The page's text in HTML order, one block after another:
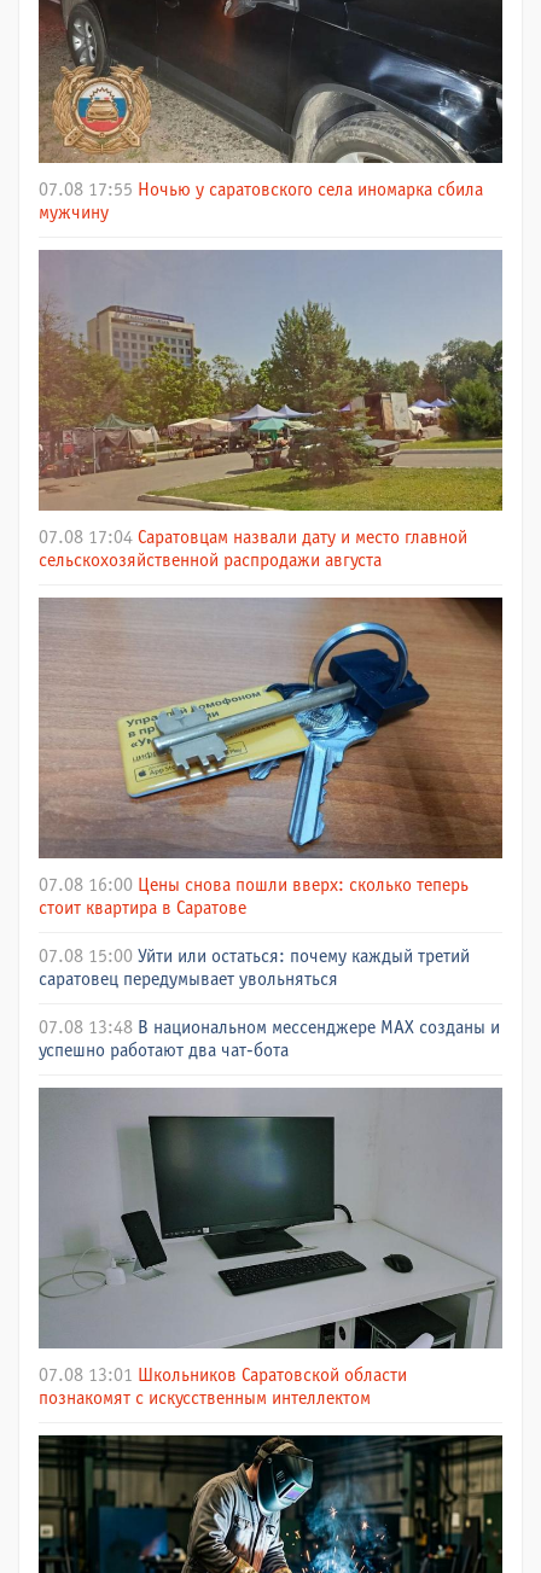
07.08 17:55 Ночью у саратовского села иномарка сбила
мужчину
07.08 17:04 Саратовцам назвали дату и место главной
сельскохозяйственной распродажи августа
07.08 16:00 Цены снова пошли вверх: сколько теперь
стоит квартира в Саратове
07.08 15:00 Уйти или остаться: почему каждый третий
саратовец передумывает увольняться
07.08 13:48 В национальном мессенджере МАХ созданы и
успешно работают два чат-бота
07.08 13:01
Школьников Саратовской области
познакомят с искусственным интеллектом